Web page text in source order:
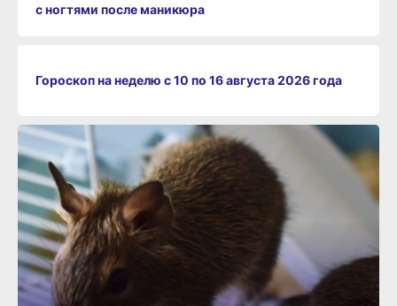
с ногтями после маникюра
Гороскоп на неделю с 10 по 16 августа 2026 года